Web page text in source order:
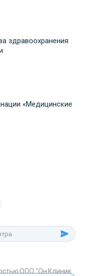
здравоохранения
«Медицинские
ООО "Он Клиник